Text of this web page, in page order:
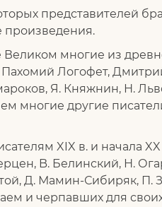
представителей
произведения.
многие из
Логофет,
Я. Княжнин, Н.
многие другие
XIX в. и начала
B. Белинский, Н.
Д. Мамин-Сибиряк,
и черпавших для